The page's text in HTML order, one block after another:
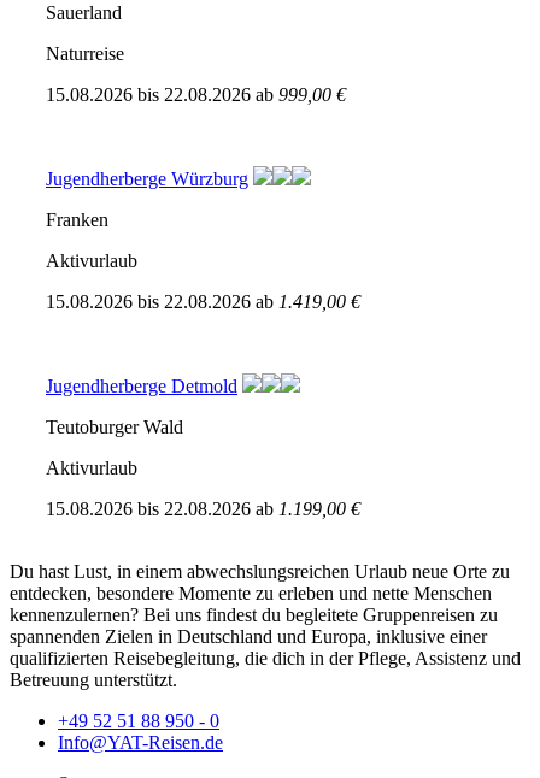
Sauerland
Naturreise
15.08.2026 bis 22.08.2026 ab 999,00 €
Jugendherberge Würzburg
Franken
Aktivurlaub
15.08.2026 bis 22.08.2026 ab 1.419,00 €
Jugendherberge Detmold
Teutoburger Wald
Aktivurlaub
15.08.2026 bis 22.08.2026 ab 1.199,00 €
Du hast Lust, in einem abwechslungsreichen Urlaub neue Orte zu
entdecken, besondere Momente zu erleben und nette Menschen
kennenzulernen? Bei uns findest du begleitete Gruppenreisen zu
spannenden Zielen in Deutschland und Europa, inklusive einer
qualifizierten Reisebegleitung, die dich in der Pflege, Assistenz und
Betreuung unterstützt.
+49 52 51 88 950 - 0
Info@YAT-Reisen.de